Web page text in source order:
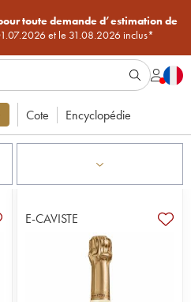
toute demande d’estimation de
et le 31.08.2026 inclus*
Cote Encyclopédie
E-CAVISTE